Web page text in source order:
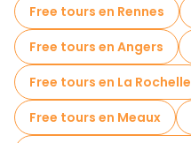
Free tours en Rennes
Free tours en Angers
Free tours en La Rochelle
Free tours en Meaux